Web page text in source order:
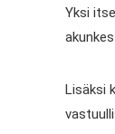
Yksi
Lisäksi